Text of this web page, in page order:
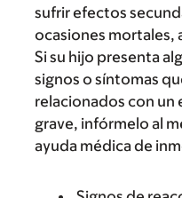
sufrir efectos
ocasiones mortales,
Si su hijo presenta
signos o síntomas
relacionados con
grave, infórmelo al
ayuda médica de